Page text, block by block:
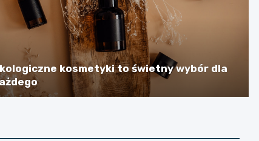
kosmetyki to świetny wybór dla